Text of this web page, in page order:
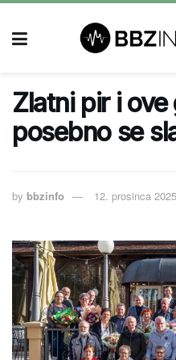
Zlatni pir i ove
posebno se
by bbzinfo 12. prosinca